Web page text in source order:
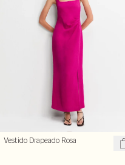
Vestido Drapeado Rosa